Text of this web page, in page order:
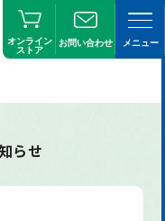
オンライン
ストア
お問い合わせ メニュー
らせ